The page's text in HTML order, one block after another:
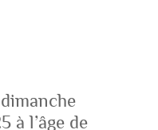
à l’âge de